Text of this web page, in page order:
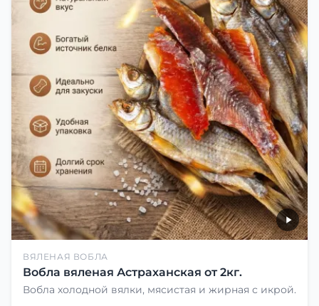
ВЯЛЕНАЯ ВОБЛА
Вобла вяленая Астраханская от 2кг.
Вобла холодной вялки, мясистая и жирная с икрой.